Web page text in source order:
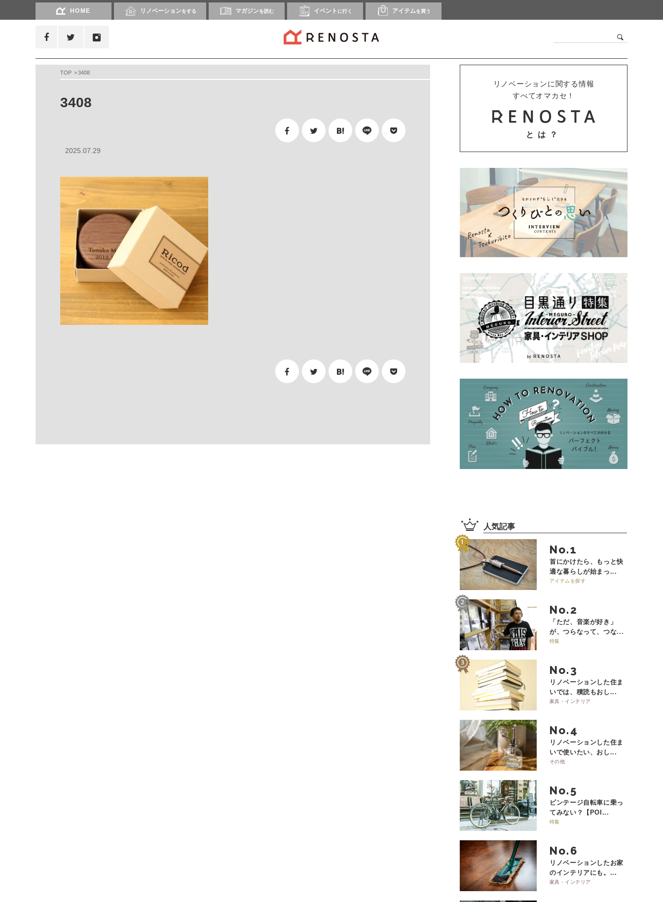
HOME リノベーションをする マガジンを読む イベント に行く アイテムを買う
TOP 3408
3408
2025.07.29
リノベーションに関する情報
すべてオマカセ！
とは？
人気記事
No.
首にかけたら、もっと快
適な暮らしが始まっ...
アイテムを探す
No.
「ただ、音楽が好き」
が、つらなって、つな...
特集
No.
リノベーションした住ま
いでは、積読もおし...
家具・インテリア
No.
リノベーションした住ま
いで使いたい、おし...
その他
No.
ビンテージ自転車に乗っ
てみない？【POI...
特集
No.
リノベーションしたお家
のインテリアにも。...
家具・インテリア